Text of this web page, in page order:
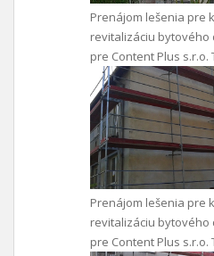
Prenájom lešenia pre
revitalizáciu bytového
pre Content Plus s.r.o.
Prenájom lešenia pre
revitalizáciu bytového
pre Content Plus s.r.o.